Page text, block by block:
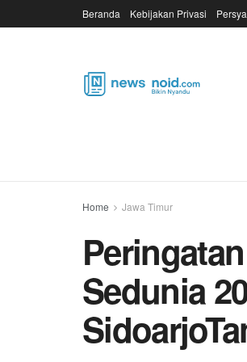
Beranda Kebijakan Privasi
Home Jawa Timur
Sedunia